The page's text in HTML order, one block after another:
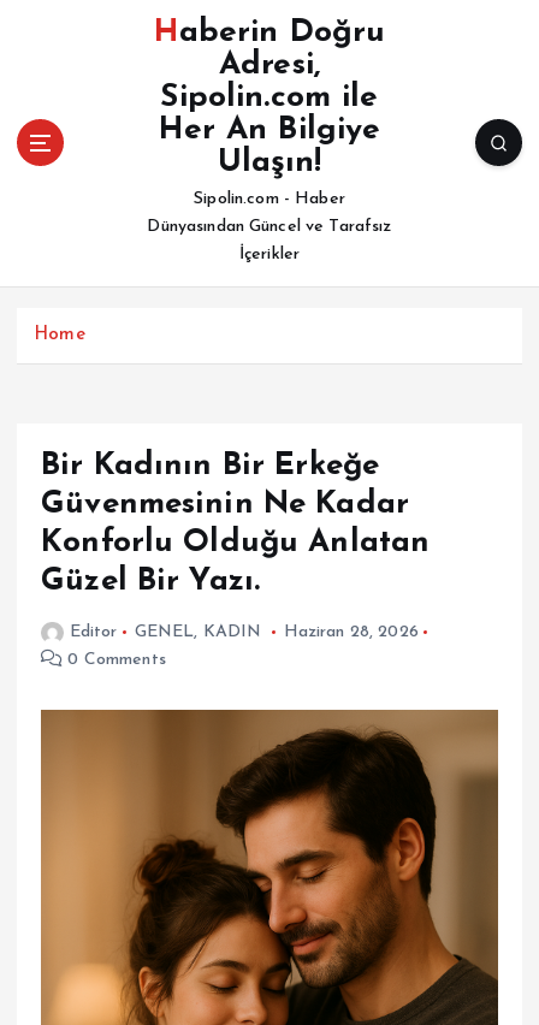
a
Haberin Doğru
Adresi,
Sipolin.com ile
Her An Bilgiye
Ulaşın!
Sipolin.com - Haber
Dünyasından Güncel ve Tarafsız
İçerikler
Home
Bir Kadının Bir Erkeğe
Güvenmesinin Ne Kadar
Konforlu Olduğu Anlatan
Güzel Bir Yazı.
Editor GENEL, KADIN
Haziran 28, 2026
0 Comments